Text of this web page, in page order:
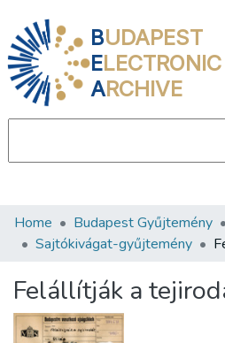
BUDAPEST
ELECTRONIC
ARCHIVE
Communities & Collections
Statistics
About us
Home Budapest Gyűjtemény
Sajtókivágat-gyűjtemény
Felállítják a